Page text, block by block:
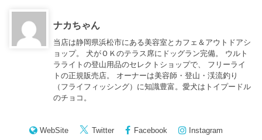
ナカちゃん
当店は静岡県浜松市にある美容室とカフェ＆アウトドアシ
ョップ。 犬がＯＫのテラス席にドッグラン完備。 ウルト
ラライトの登山用品のセレクトショップで、 フリーライ
トの正規販売店。 オーナーは美容師・登山・渓流釣り
（フライフィッシング）に知識豊富。愛犬はトイプードル
のチョコ。
WebSite Twitter Facebook Instagram